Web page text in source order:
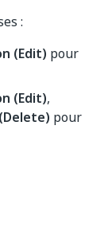
:
(Edit) pour
(Edit),
pour